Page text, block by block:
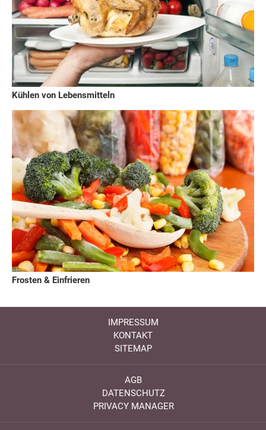
Kühlen von Lebensmitteln
Frosten & Einfrieren
IMPRESSUM
KONTAKT
SITEMAP
AGB
DATENSCHUTZ
PRIVACY MANAGER